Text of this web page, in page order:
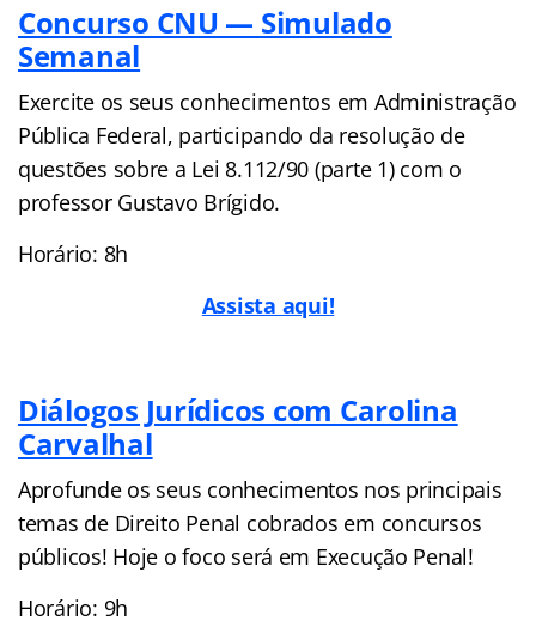
Concurso CNU — Simulado
Semanal
Exercite os seus conhecimentos em Administração
Pública Federal, participando da resolução de
questões sobre a Lei 8.112/90 (parte 1) com o
professor Gustavo Brígido.
Horário: 8h
Assista aqui!
Diálogos Jurídicos com Carolina
Carvalhal
Aprofunde os seus conhecimentos nos principais
temas de Direito Penal cobrados em concursos
públicos! Hoje o foco será em Execução Penal!
Horário: 9h